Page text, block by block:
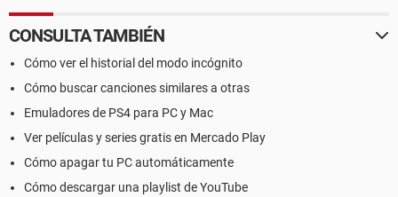
CONSULTA TAMBIÉN
Cómo ver el historial del modo incógnito
Cómo buscar canciones similares a otras
Emuladores de PS4 para PC y Mac
Ver películas y series gratis en Mercado Play
Cómo apagar tu PC automáticamente
Cómo descargar una playlist de YouTube